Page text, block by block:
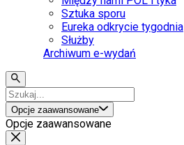
Sztuka sporu
Eureka odkrycie tygodnia
Służby
Archiwum e-wydań
Opcje zaawansowane
Opcje zaawansowane